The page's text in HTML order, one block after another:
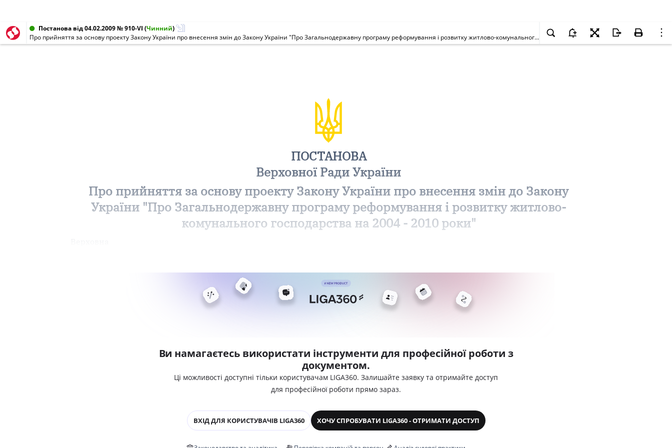
Постанова від 04.02.2009 № 910-VI (Чинний)
Про прийняття за основу проекту Закону України про внесення змін до Закону України "Про Загальнодержавну програму реформування і розвитку житлово-комунального господарства на 2004 - 2010 роки"
ПОСТАНОВА
Верховної Ради України
Про прийняття за основу проекту Закону України про внесення змін до Закону
України "Про Загальнодержавну програму реформування і розвитку житлово-
комунального господарства на 2004 - 2010 роки"
Ви намагаєтесь використати інструменти для професійної роботи з
документом.
Ці можливості доступні тільки користувачам LIGA360. Залишайте заявку та отримайте доступ
для професійної роботи прямо зараз.
ВХІД ДЛЯ КОРИСТУВАЧІВ LIGA360 ХОЧУ СПРОБУВАТИ LIGA360 - ОТРИМАТИ ДОСТУП